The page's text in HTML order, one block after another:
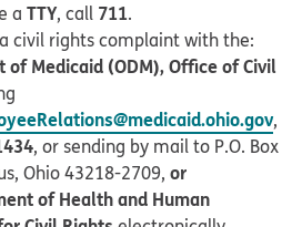
a TTY, call 711.
civil rights complaint with the:
of Medicaid (ODM), Office of Civil
,
, or sending by mail to P.O. Box
Ohio 43218-2709, or
of Health and Human